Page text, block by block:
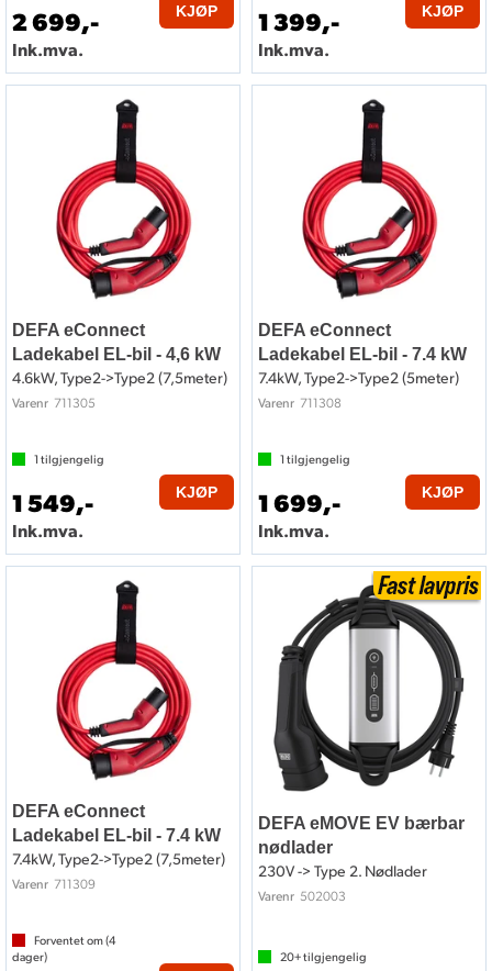
2 699,-
Ink.mva.
KJØP 1 399,-
Ink.mva.
KJØP
DEFA eConnect
Ladekabel EL-bil - 4,6 kW
4.6kW, Type2->Type2 (7,5meter)
Varenr 711305
1 tilgjengelig
1 549,-
Ink.mva.
KJØP
DEFA eConnect
Ladekabel EL-bil - 7.4 kW
7.4kW, Type2->Type2 (5meter)
Varenr 711308
1 tilgjengelig
1 699,-
Ink.mva.
KJØP
DEFA eConnect
Ladekabel EL-bil - 7.4 kW
7.4kW, Type2->Type2 (7,5meter)
Varenr 711309
Forventet om (4
dager)
DEFA eMOVE EV bærbar
nødlader
230V -> Type 2. Nødlader
Varenr 502003
20+tilgjengelig